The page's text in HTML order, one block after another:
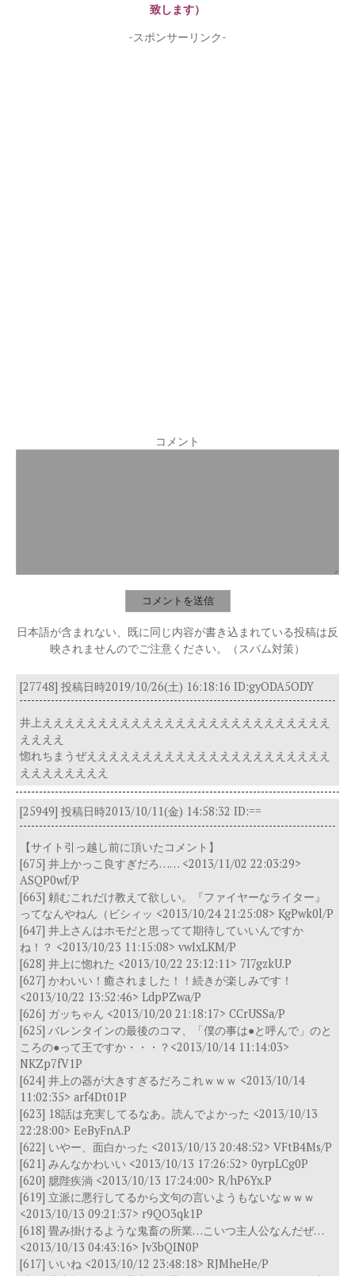
致します）
-スポンサーリンク-
コメント
日本語が含まれない、既に同じ内容が書き込まれている投稿は反
映されませんのでご注意ください。（スパム対策）
[27748] 投稿日時2019/10/26(土) 16:18:16 ID:gyODA5ODY
井上ええええええええええええええええええええええええええ
ええええ
惚れちまうぜええええええええええええええええええええええ
ええええええええ
[25949] 投稿日時2013/10/11(金) 14:58:32 ID:==
【サイト引っ越し前に頂いたコメント】
[675] 井上かっこ良すぎだろ…… <2013/11/02 22:03:29>
ASQP0wf/P
[663] 頼むこれだけ教えて欲しい。『ファイヤーなライター』
ってなんやねん（ビシィッ <2013/10/24 21:25:08> KgPwk0l/P
[647] 井上さんはホモだと思ってて期待していいんですか
ね！？ <2013/10/23 11:15:08> vwIxLKM/P
[628] 井上に惚れた <2013/10/22 23:12:11> 7I7gzkU.P
[627] かわいい！癒されました！！続きが楽しみです！
<2013/10/22 13:52:46> LdpPZwa/P
[626] ガッちゃん <2013/10/20 21:18:17> CCrUSSa/P
[625] バレンタインの最後のコマ、「僕の事は●と呼んで」のと
ころの●って王ですか・・・？<2013/10/14 11:14:03>
NKZp7fV1P
[624] 井上の器が大きすぎるだろこれｗｗｗ <2013/10/14
11:02:35> arf4Dt01P
[623] 18話は充実してるなあ。読んでよかった <2013/10/13
22:28:00> EeByFnA.P
[622] いやー、面白かった <2013/10/13 20:48:52> VFtB4Ms/P
[621] みんなかわいい <2013/10/13 17:26:52> 0yrpLCg0P
[620] 臆陛疾淌 <2013/10/13 17:24:00> R/hP6Yx.P
[619] 立派に悪行してるから文句の言いようもないなｗｗｗ
<2013/10/13 09:21:37> r9QO3qk1P
[618] 畳み掛けるような鬼畜の所業…こいつ主人公なんだぜ…
<2013/10/13 04:43:16> Jv3bQIN0P
[617] いいね <2013/10/12 23:48:18> RJMheHe/P